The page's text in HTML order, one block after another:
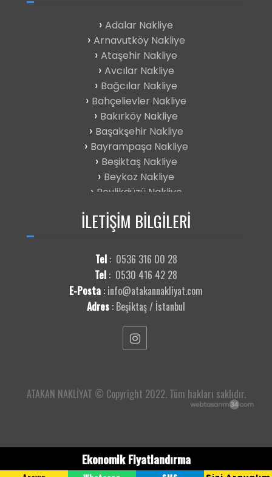
Adalar Nakliye
Arnavutköy Nakliye
Ataşehir Nakliye
Avcılar Nakliye
Bağcılar Nakliye
Bahçelievler Nakliye
Bakırköy Nakliye
Başakşehir Nakliye
Bayrampaşa Nakliye
Beşiktaş Nakliye
Beykoz Nakliye
Beylikdüzü Nakliye
Büyükçekmece
Çekmeköy Nakliye
Esenler Nakliye
Esenyurt Nakliye
Eyüpsultan Nakliye
Fatih Nakliye
Gaziosmanpaşa Nakliye
Güngören Nakliye
Kartal Nakliye
Küçükçekmece Nakliye
Sancaktepe Nakliye
Sarıyer Nakliye
İLETİŞİM BİLGİLERİ
Tel : 0536 316 00 28
Tel : 0530 416 42 28
E-Posta : info@atakannakliyat.com
Adres : Beşiktaş / İstanbul
ATAKAN NAKLİYAT © Copyright 2022. Tüm hakları saklıdır.
Ekonomik Fiyatlandırma